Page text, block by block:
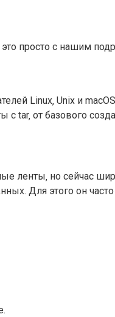
просто с нашим
Linux‚ Unix и
tar‚ от базового
ленты‚ но сейчас
Для этого он часто